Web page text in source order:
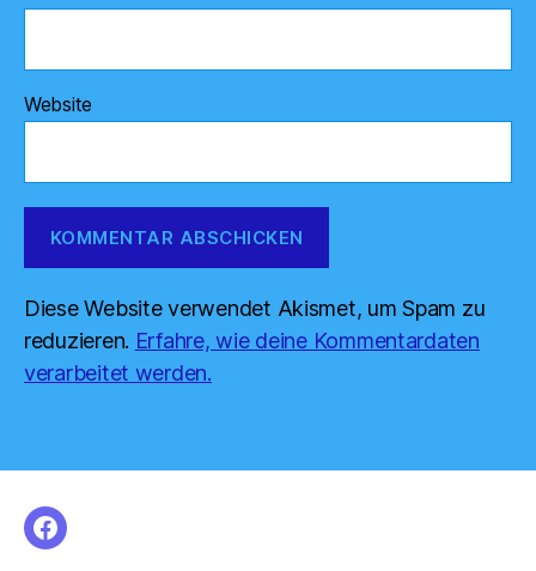
Website
Diese Website verwendet Akismet, um Spam zu
reduzieren. Erfahre, wie deine Kommentardaten
verarbeitet werden.
facebook